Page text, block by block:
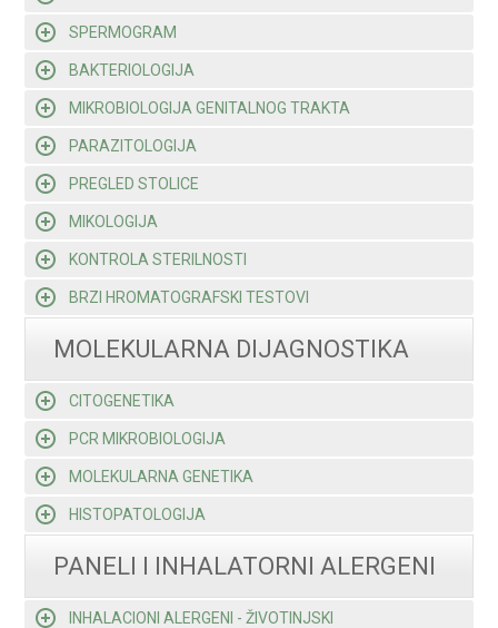
SPERMOGRAM
BAKTERIOLOGIJA
MIKROBIOLOGIJA GENITALNOG TRAKTA
PARAZITOLOGIJA
PREGLED STOLICE
MIKOLOGIJA
KONTROLA STERILNOSTI
BRZI HROMATOGRAFSKI TESTOVI
MOLEKULARNA DIJAGNOSTIKA
CITOGENETIKA
PCR MIKROBIOLOGIJA
MOLEKULARNA GENETIKA
HISTOPATOLOGIJA
PANELI I INHALATORNI ALERGENI
INHALACIONI ALERGENI - ŽIVOTINJSKI